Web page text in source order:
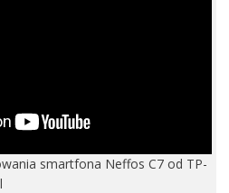
smartfona Neffos C7 od TP-